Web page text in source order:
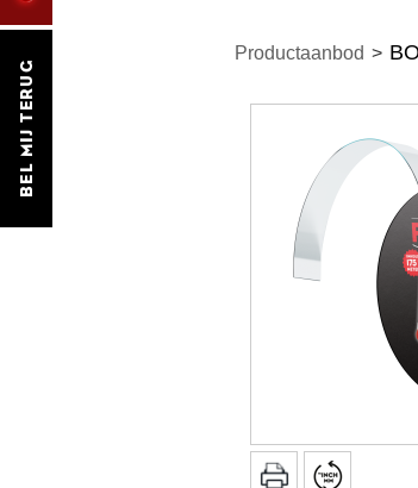
BEL MIJ TERUG
Productaanbod >